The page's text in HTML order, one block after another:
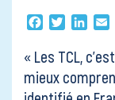
Adhérez
Contact
FacebookTwitter
« Les TCL,
mieux